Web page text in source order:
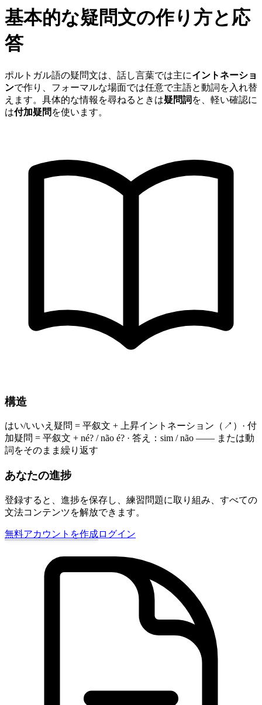
基本的な疑問文の作り方と応
答
ポルトガル語の疑問文は、話し言葉では主にイントネーショ
ンで作り、フォーマルな場面では任意で主語と動詞を入れ替
えます。具体的な情報を尋ねるときは疑問詞 を、軽い確認に
は付加疑問 を使います。
構造
はい/いいえ疑問 = 平叙文 + 上昇イントネーション（↗）· 付
加疑問 = 平叙文 + né? / não é? · 答え：sim / não —— または動
詞をそのまま繰り返す
あなたの進捗
登録すると、進捗を保存し、練習問題に取り組み、すべての
文法コンテンツを解放できます。
無料アカウントを作成ログイン